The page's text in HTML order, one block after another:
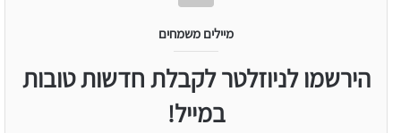
מיילים משמחים
הירשמו לניוזלטר לקבלת חדשות טובות
במייל!